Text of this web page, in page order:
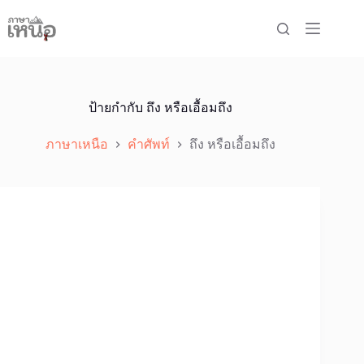
to
content
ป้ายกำกับ ถึง หรือเอื้อมถึง
ภาษาเหนือ คำศัพท์ ถึง หรือเอื้อมถึง